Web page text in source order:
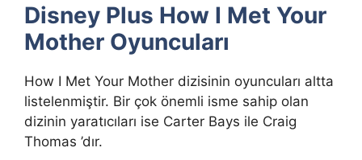
Disney Plus How I Met Your
Mother Oyuncuları
How I Met Your Mother dizisinin oyuncuları altta
listelenmiştir. Bir çok önemli isme sahip olan
dizinin yaratıcıları ise Carter Bays ile Craig
Thomas ’dır.